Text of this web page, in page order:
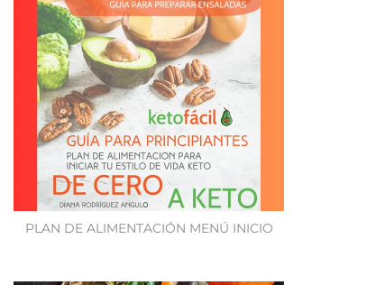
PLAN DE ALIMENTACIÓN MENÚ INICIO